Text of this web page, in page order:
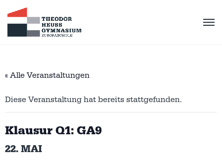
« Alle Veranstaltungen
Diese Veranstaltung hat bereits stattgefunden.
Klausur Q1: GA9
22. MAI